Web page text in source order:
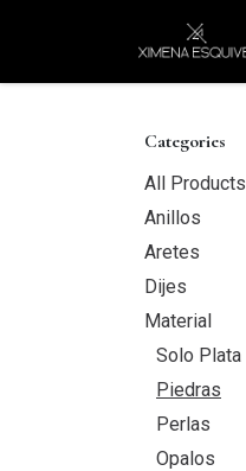
Categories
All Products
Anillos
Aretes
Dijes
Material
Solo Plata
Piedras
Perlas
Opalos